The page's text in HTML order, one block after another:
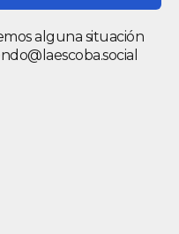
alguna situación